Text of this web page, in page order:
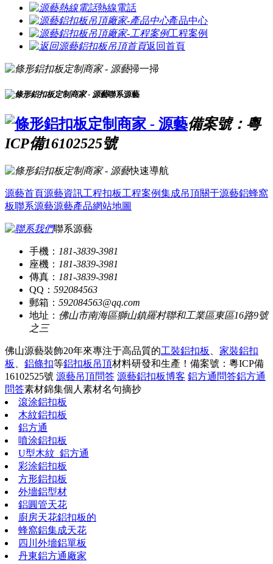
熱線電話
產品中心
工程案例
返回首頁
掃一掃
聯系源藝
備案號：粵
ICP備16102525號
快速導航
源藝首頁源藝資訊工程扣板工程案例集成吊頂關于源藝鋁蜂窩
板聯系源藝源藝產品網站地圖
聯系源藝
手機： 181-3839-3981
座機： 181-3839-3981
傳真： 181-3839-3981
QQ： 592084563
郵箱： 592084563@qq.com
地址： 佛山市南海區獅山鎮羅村聯和工業區東區16路9號
之三
佛山源藝裝飾20年來專注于高品質的工裝鋁扣板 、 家裝鋁扣
板 、 鋁條扣等鋁扣板吊頂材料研發和生產！ 備案號：粵ICP備
16102525號 源藝吊頂問答 源藝鋁扣板博客 鋁方通問答鋁方通
問答素材錦集個人素材名句摘抄
滾涂鋁扣板
木紋鋁扣板
鋁方通
噴涂鋁扣板
U型木紋_鋁方通
彩涂鋁扣板
方形鋁扣板
外墻鋁型材
鋁圓管天花
廚房天花鋁扣板的
蜂窩鋁集成天花
四川外墻鋁單板
丹東鋁方通廠家